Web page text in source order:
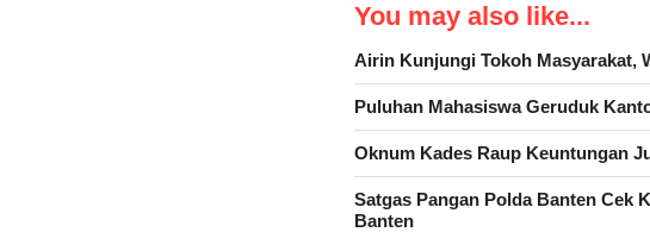
You may also like...
Airin Kunjungi Tokoh Masyarakat,
Puluhan Mahasiswa Geruduk
Oknum Kades Raup Keuntungan
Satgas Pangan Polda Banten Cek
Banten